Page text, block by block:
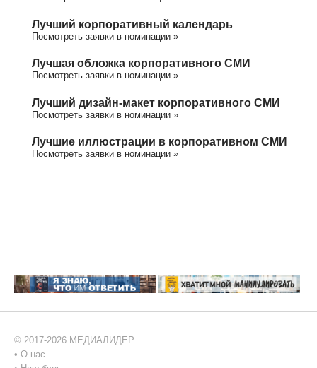
Лучший корпоративный календарь
Посмотреть заявки в номинации »
Лучшая обложка корпоративного СМИ
Посмотреть заявки в номинации »
Лучший дизайн-макет корпоративного СМИ
Посмотреть заявки в номинации »
Лучшие иллюстрации в корпоративном СМИ
Посмотреть заявки в номинации »
© 2017-2026 МЕДИАЛИДЕР
• О нас